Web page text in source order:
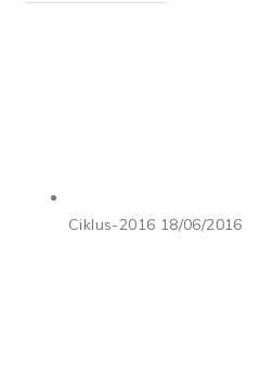
Ciklus-2016 18/06/2016